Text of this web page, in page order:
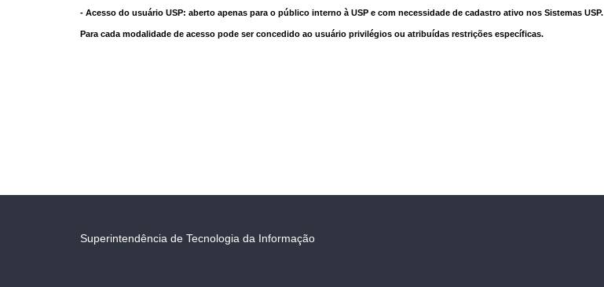
- Acesso do usuário USP: aberto apenas para o público interno à USP e com necessidade de cadastro ativo nos Sistemas USP.
Para cada modalidade de acesso pode ser concedido ao usuário privilégios ou atribuídas restrições específicas.
Superintendência de Tecnologia da Informação